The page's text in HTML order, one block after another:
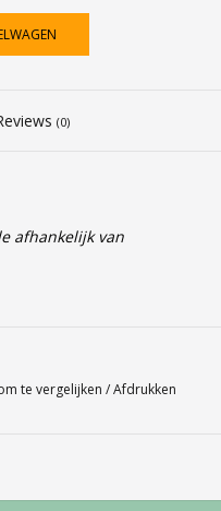
(0)
afhankelijk van
contact op voor
te vergelijken /Afdrukken